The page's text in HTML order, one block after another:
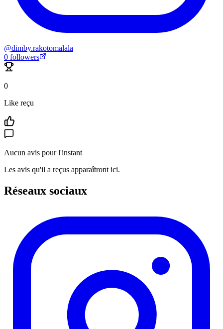
@dimby.rakotomalala
0 followers
0
Like reçu
Aucun avis pour l'instant
Les avis qu'il a reçus apparaîtront ici.
Réseaux sociaux